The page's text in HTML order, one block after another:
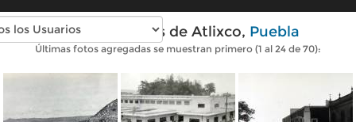
Fotos antiguas de Atlixco, Puebla
Últimas fotos agregadas se muestran primero (1 al 24 de 70):